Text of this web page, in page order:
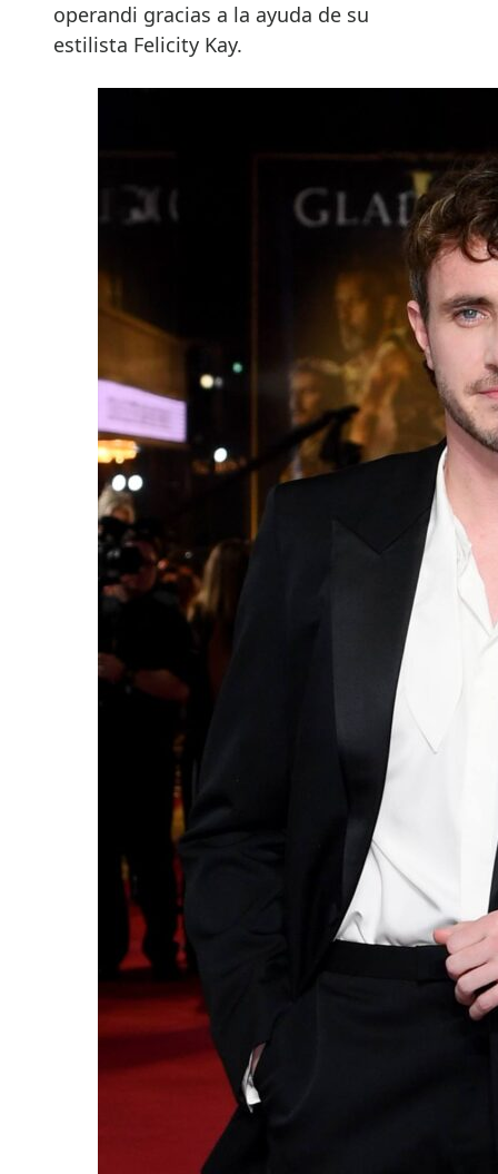
operandi gracias a la ayuda de su
estilista Felicity Kay.